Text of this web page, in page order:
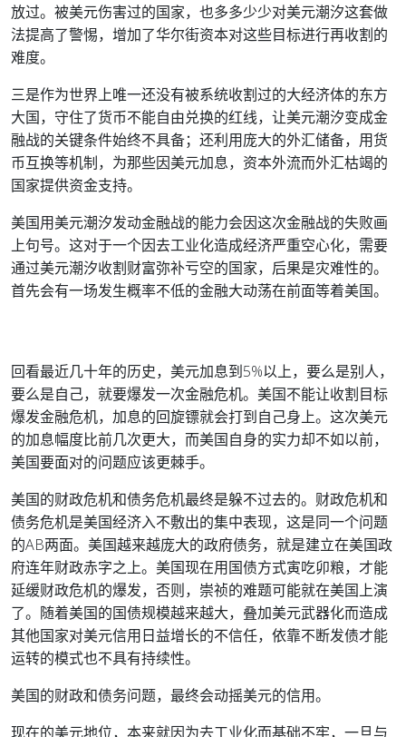
放过。被美元伤害过的国家，也多多少少对美元潮汐这套做
法提高了警惕，增加了华尔街资本对这些目标进行再收割的
难度。
三是作为世界上唯一还没有被系统收割过的大经济体的东方
大国，守住了货币不能自由兑换的红线，让美元潮汐变成金
融战的关键条件始终不具备；还利用庞大的外汇储备，用货
币互换等机制，为那些因美元加息，资本外流而外汇枯竭的
国家提供资金支持。
美国用美元潮汐发动金融战的能力会因这次金融战的失败画
上句号。这对于一个因去工业化造成经济严重空心化，需要
通过美元潮汐收割财富弥补亏空的国家，后果是灾难性的。
首先会有一场发生概率不低的金融大动荡在前面等着美国。
回看最近几十年的历史，美元加息到5%以上，要么是别人，
要么是自己，就要爆发一次金融危机。美国不能让收割目标
爆发金融危机，加息的回旋镖就会打到自己身上。这次美元
的加息幅度比前几次更大，而美国自身的实力却不如以前，
美国要面对的问题应该更棘手。
美国的财政危机和债务危机最终是躲不过去的。财政危机和
债务危机是美国经济入不敷出的集中表现，这是同一个问题
的AB两面。美国越来越庞大的政府债务，就是建立在美国政
府连年财政赤字之上。美国现在用国债方式寅吃卯粮，才能
延缓财政危机的爆发，否则，崇祯的难题可能就在美国上演
了。随着美国的国债规模越来越大，叠加美元武器化而造成
其他国家对美元信用日益增长的不信任，依靠不断发债才能
运转的模式也不具有持续性。
美国的财政和债务问题，最终会动摇美元的信用。
现在的美元地位，本来就因为去工业化而基础不牢，一旦与